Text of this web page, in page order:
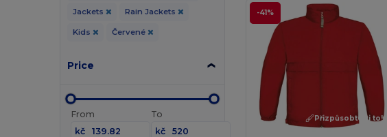
Jackets Rain Jackets
Kids Červené
Price
From
kč
To
kč
-41%
Přizpůsobte si to!